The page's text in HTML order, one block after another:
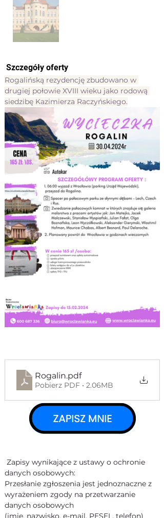
Szczegóły oferty
Rogalińską rezydencję zbudowano w
drugiej połowie XVIII wieku jako rodową
siedzibę Kazimierza Raczyńskiego.
Rogalin.pdf
Pobierz PDF • 2.06MB
Zapisy wynikające z ustawy o ochronie
danych osobowych:
Przesłanie zgłoszenia jest jednoznaczne z
wyrażeniem zgody na przetwarzanie
danych osobowych
(imię, nazwisko, e-mail, PESEL, telefon)